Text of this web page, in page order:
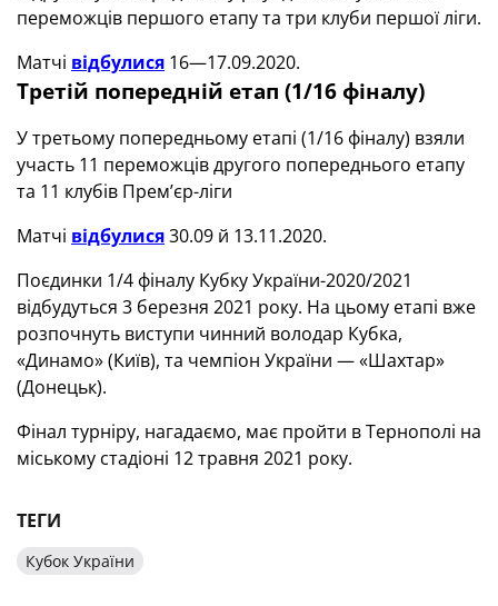
переможців першого етапу та три клуби першої ліги.
Матчі відбулися 16—17.09.2020.
Третій попередній етап (1/16 фіналу)
У третьому попередньому етапі (1/16 фіналу) взяли
участь 11 переможців другого попереднього етапу
та 11 клубів Прем’єр-ліги
Матчі відбулися30.09 й 13.11.2020.
Поєдинки 1/4 фіналу Кубку України-2020/2021
відбудуться 3 березня 2021 року. На цьому етапі вже
розпочнуть виступи чинний володар Кубка,
«Динамо» (Київ), та чемпіон України — «Шахтар»
(Донецьк).
Фінал турніру, нагадаємо, має пройти в Тернополі на
міському стадіоні 12 травня 2021 року.
ТЕГИ
Кубок України